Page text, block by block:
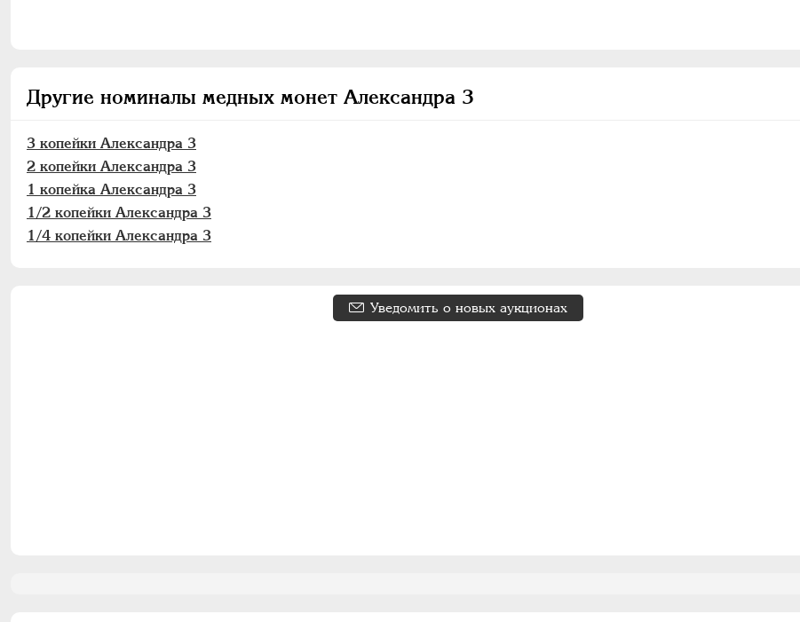
Другие номиналы медных монет Александра 3
3 копейки Александра 3
2 копейки Александра 3
1 копейка Александра 3
1/2 копейки Александра 3
1/4 копейки Александра 3
Уведомить о новых аукционах